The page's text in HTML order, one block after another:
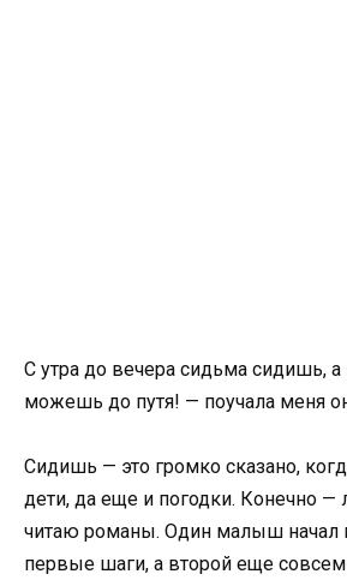
С утра до вечера сидьма сидишь, а
можешь до путя! — поучала меня
Сидишь — это громко сказано,
дети, да еще и погодки. Конечно —
читаю романы. Один малыш начал
первые шаги, а второй еще